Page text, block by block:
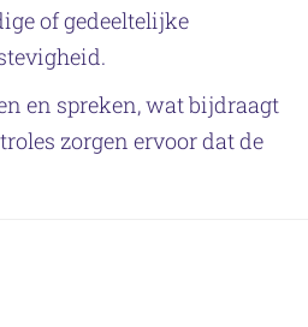
of gedeeltelijke
en spreken, wat bijdraagt
zorgen ervoor dat de